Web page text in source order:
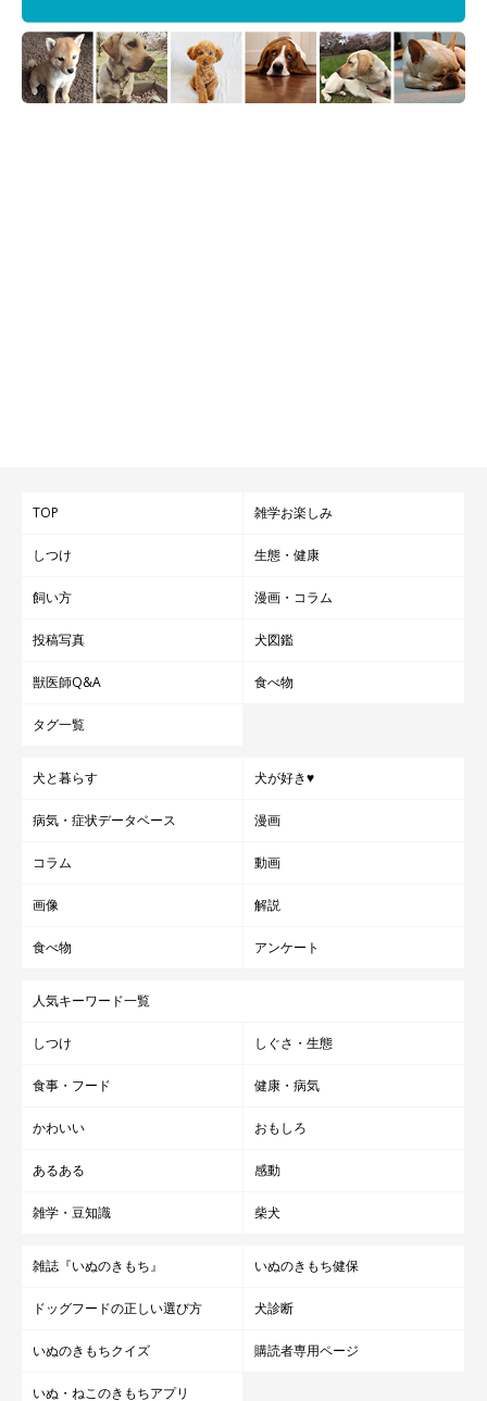
TOP 雑学お楽しみ
しつけ 生態・健康
飼い方 漫画・コラム
投稿写真 犬図鑑
獣医師Q&A 食べ物
タグ一覧
犬と暮らす 犬が好き♥
病気・症状データベース 漫画
コラム 動画
画像 解説
食べ物 アンケート
人気キーワード一覧
しつけ しぐさ・生態
食事・フード 健康・病気
かわいい おもしろ
あるある 感動
雑学・豆知識 柴犬
雑誌『いぬのきもち』 いぬのきもち健保
ドッグフードの正しい選び方 犬診断
いぬのきもちクイズ 購読者専用ページ
いぬ・ねこのきもちアプリ